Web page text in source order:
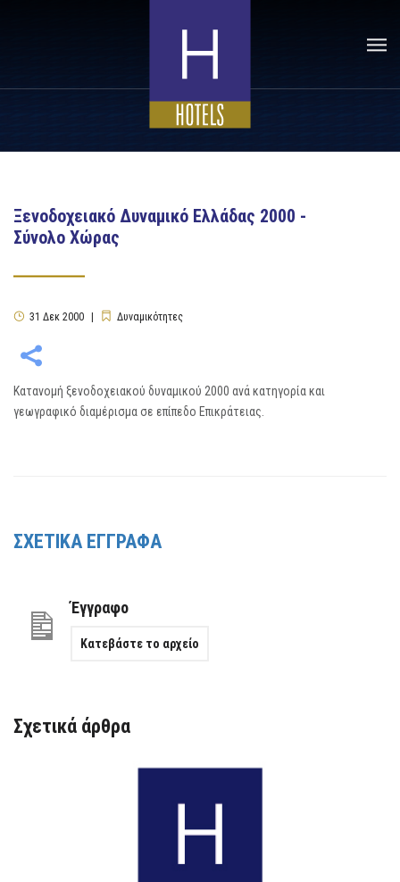
Ξενοδοχειακό Δυναμικό Ελλάδας 2000 -
Σύνολο Χώρας
31 Δεκ 2000 Δυναμικότητες
Κατανομή ξενοδοχειακού δυναμικού 2000 ανά κατηγορία και
γεωγραφικό διαμέρισμα σε επίπεδο Επικράτειας.
ΣΧΕΤΙΚΑ ΕΓΓΡΑΦΑ
Έγγραφο
Κατεβάστε το αρχείο
Σχετικά άρθρα